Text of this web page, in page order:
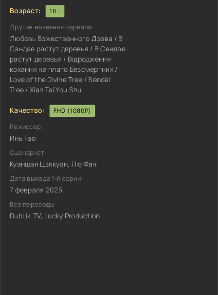
Возраст:
18+
Другие названия сериала:
Любовь Божественного Древа / В
Сэндае растут деревья / В Сендае
растут деревья / Відродження
кохання на плато Безсмертних /
Love of the Divine Tree / Sendai
Tree / Xian Tai You Shu
Качество: FHD (1080P)
Режиссер:
Инь Тао
Сценарист:
Куаншан Цзякуан, Лю Фан
Дата выхода 1-й серии:
7 февраля 2025
Все переводы:
DubLik.TV, Lucky Production